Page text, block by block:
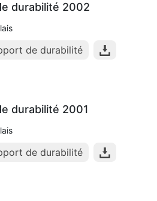
durabilité 2002
de durabilité
durabilité 2001
de durabilité